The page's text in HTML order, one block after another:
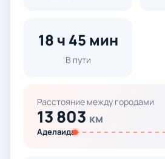
18 ч 45 мин
В пути
Расстояние между городами
13 803 км
Аделаида